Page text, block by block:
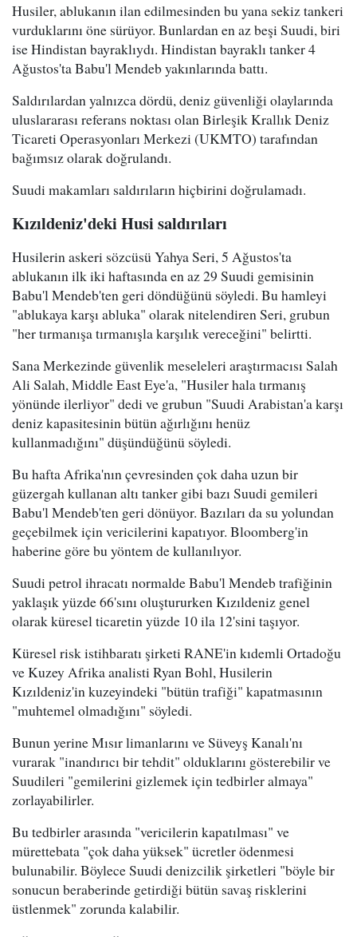
Husiler, ablukanın ilan edilmesinden bu yana sekiz tankeri
vurduklarını öne sürüyor. Bunlardan en az beşi Suudi, biri
ise Hindistan bayraklıydı. Hindistan bayraklı tanker 4
Ağustos'ta Babu'l Mendeb yakınlarında battı.
Saldırılardan yalnızca dördü, deniz güvenliği olaylarında
uluslararası referans noktası olan Birleşik Krallık Deniz
Ticareti Operasyonları Merkezi (UKMTO) tarafından
bağımsız olarak doğrulandı.
Suudi makamları saldırıların hiçbirini doğrulamadı.
Kızıldeniz'deki Husi saldırıları
Husilerin askeri sözcüsü Yahya Seri, 5 Ağustos'ta
ablukanın ilk iki haftasında en az 29 Suudi gemisinin
Babu'l Mendeb'ten geri döndüğünü söyledi. Bu hamleyi
"ablukaya karşı abluka" olarak nitelendiren Seri, grubun
"her tırmanışa tırmanışla karşılık vereceğini" belirtti.
Sana Merkezinde güvenlik meseleleri araştırmacısı Salah
Ali Salah, Middle East Eye'a, "Husiler hala tırmanış
yönünde ilerliyor" dedi ve grubun "Suudi Arabistan'a karşı
deniz kapasitesinin bütün ağırlığını henüz
kullanmadığını" düşündüğünü söyledi.
Bu hafta Afrika'nın çevresinden çok daha uzun bir
güzergah kullanan altı tanker gibi bazı Suudi gemileri
Babu'l Mendeb'ten geri dönüyor. Bazıları da su yolundan
geçebilmek için vericilerini kapatıyor. Bloomberg'in
haberine göre bu yöntem de kullanılıyor.
Suudi petrol ihracatı normalde Babu'l Mendeb trafiğinin
yaklaşık yüzde 66'sını oluştururken Kızıldeniz genel
olarak küresel ticaretin yüzde 10 ila 12'sini taşıyor.
Küresel risk istihbaratı şirketi RANE'in kıdemli Ortadoğu
ve Kuzey Afrika analisti Ryan Bohl, Husilerin
Kızıldeniz'in kuzeyindeki "bütün trafiği" kapatmasının
"muhtemel olmadığını" söyledi.
Bunun yerine Mısır limanlarını ve Süveyş Kanalı'nı
vurarak "inandırıcı bir tehdit" olduklarını gösterebilir ve
Suudileri "gemilerini gizlemek için tedbirler almaya"
zorlayabilirler.
Bu tedbirler arasında "vericilerin kapatılması" ve
mürettebata "çok daha yüksek" ücretler ödenmesi
bulunabilir. Böylece Suudi denizcilik şirketleri "böyle bir
sonucun beraberinde getirdiği bütün savaş risklerini
üstlenmek" zorunda kalabilir.